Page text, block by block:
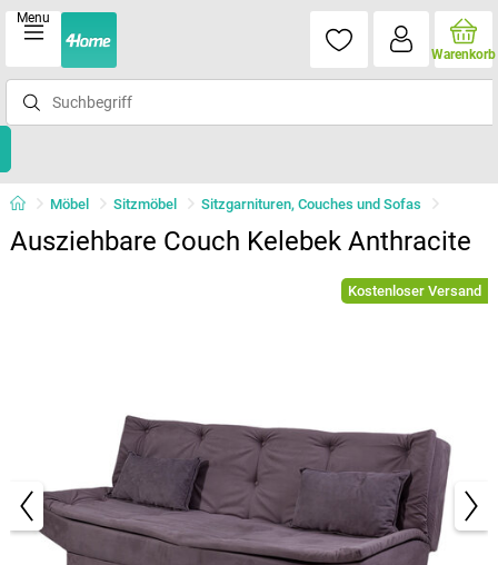
Menu
Warenkorb
Möbel Sitzmöbel Sitzgarnituren, Couches und Sofas
Ausziehbare Couch Kelebek Anthracite
Kostenloser Versand